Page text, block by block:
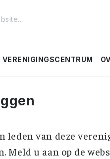
VERENIGINGSCENTRUM
leden van deze
Meld u aan op de